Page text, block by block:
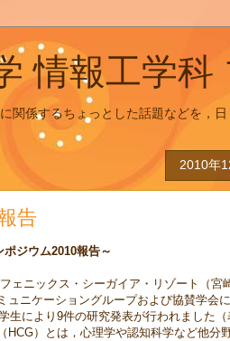
情報工学科
関係するちょっとした話題などを，日
2010年
告
ジウム2010報告～
ェニックス・シーガイア・リゾート（宮
ュニケーショングループおよび協賛学会
生により9件の研究発表が行われました（
HCG）とは，心理学や認知科学など他分